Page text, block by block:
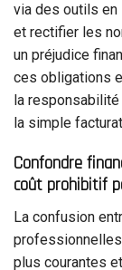
via des outils en
et rectifier les
un préjudice
ces obligations
la responsabilité
la simple
Confondre
coût prohibitif
La confusion
plus courantes